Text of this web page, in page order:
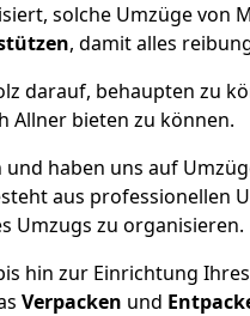
solche Umzüge von
, damit alles
darauf, behaupten zu
Allner bieten zu können.
haben uns auf
aus professionellen
Umzugs zu organisieren.
hin zur Einrichtung
Verpacken und